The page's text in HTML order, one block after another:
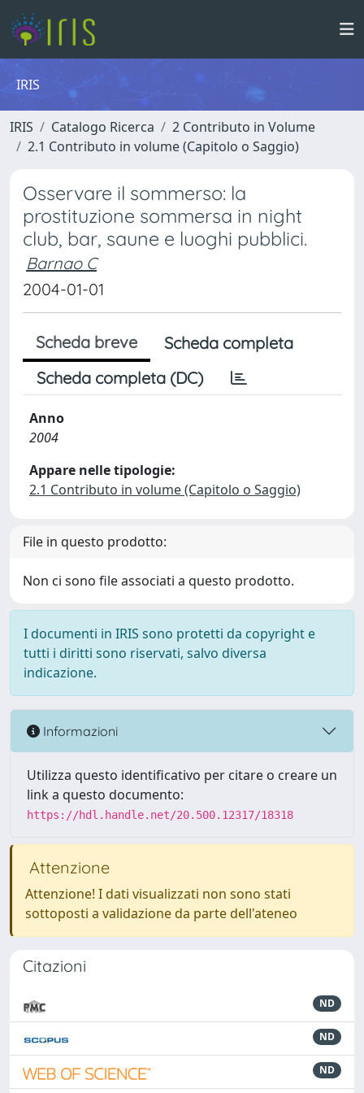
IRIS
IRIS Catalogo Ricerca
2 Contributo in Volume
2.1 Contributo in volume (Capitolo o Saggio)
Osservare il sommerso: la
prostituzione sommersa in night
club, bar, saune e luoghi pubblici.
Barnao C
2004-01-01
Scheda breve
Scheda completa
Scheda completa (DC)
Anno
2004
Appare nelle tipologie:
2.1 Contributo in volume (Capitolo o Saggio)
File in questo prodotto:
Non ci sono file associati a questo prodotto.
I documenti in IRIS sono protetti da copyright e
tutti i diritti sono riservati, salvo diversa
indicazione.
Informazioni
Utilizza questo identificativo per citare o creare un
link a questo documento:
https://hdl.handle.net/20.500.12317/18318
Attenzione
Attenzione! I dati visualizzati non sono stati
sottoposti a validazione da parte dell'ateneo
Citazioni
ND
ND
ND